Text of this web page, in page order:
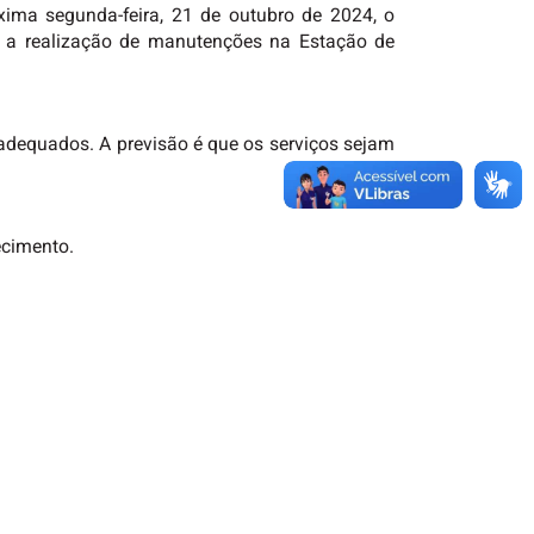
segunda-feira, 21 de outubro de 2024, o
realização de manutenções na Estação de
A previsão é que os serviços sejam